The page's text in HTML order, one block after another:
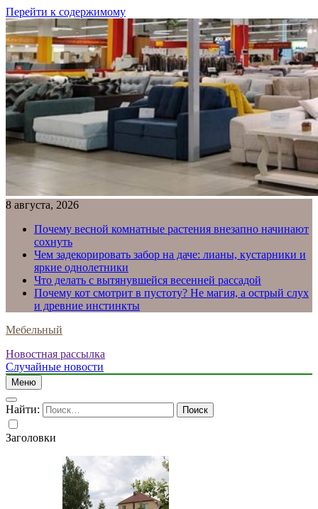
Перейти к содержимому
8 августа, 2026
Почему весной комнатные растения внезапно начинают
сохнуть
Чем задекорировать забор на даче: лианы, кустарники и
яркие однолетники
Что делать с вытянувшейся весенней рассадой
Почему кот смотрит в пустоту? Не магия, а острый слух
и древние инстинкты
Мебельный
Новостная рассылка
Случайные новости
Меню
Найти:
Заголовки